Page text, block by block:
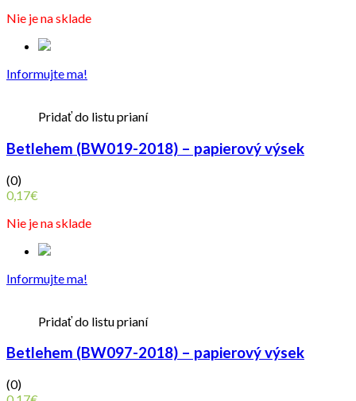
Nie je na sklade
Informujte ma!
Pridať do listu prianí
Betlehem (BW019-2018) – papierový výsek
(0)
0,17€
Nie je na sklade
Informujte ma!
Pridať do listu prianí
Betlehem (BW097-2018) – papierový výsek
(0)